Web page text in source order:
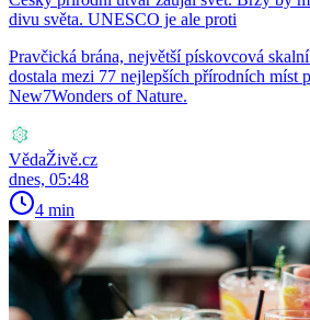
divu světa. UNESCO je ale proti
Pravčická brána, největší pískovcová
dostala mezi 77 nejlepších přírodních míst
New7Wonders of Nature.
VědaŽivě.cz
dnes, 05:48
4 min